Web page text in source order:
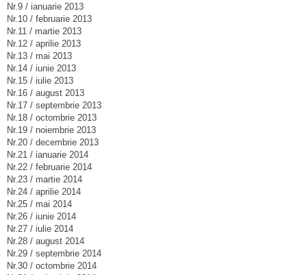
Nr.9 / ianuarie 2013
Nr.10 / februarie 2013
Nr.11 / martie 2013
Nr.12 / aprilie 2013
Nr.13 / mai 2013
Nr.14 / iunie 2013
Nr.15 / iulie 2013
Nr.16 / august 2013
Nr.17 / septembrie 2013
Nr.18 / octombrie 2013
Nr.19 / noiembrie 2013
Nr.20 / decembrie 2013
Nr.21 / ianuarie 2014
Nr.22 / februarie 2014
Nr.23 / martie 2014
Nr.24 / aprilie 2014
Nr.25 / mai 2014
Nr.26 / iunie 2014
Nr.27 / iulie 2014
Nr.28 / august 2014
Nr.29 / septembrie 2014
Nr.30 / octombrie 2014